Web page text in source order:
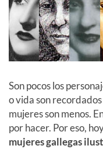
Son pocos los
o vida son
mujeres son menos.
por hacer. Por eso,
mujeres gallegas